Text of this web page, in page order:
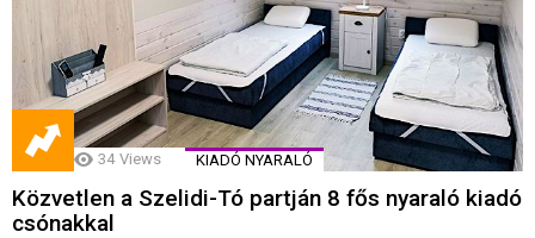
34 Views KIADÓ NYARALÓ
Közvetlen a Szelidi-Tó partján 8 fős nyaraló kiadó
csónakkal